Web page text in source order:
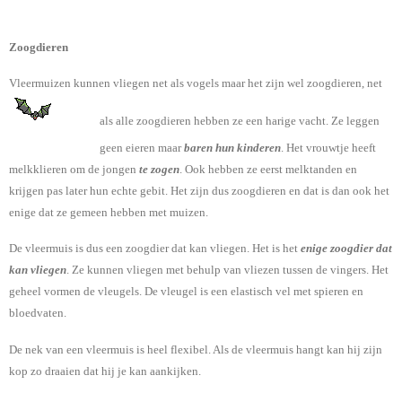
Zoogdieren
Vleermuizen kunnen vliegen net als vogels maar het zijn wel zoogdieren, net
als alle zoogdieren hebben ze een harige vacht. Ze leggen
geen eieren maarbaren hun kinderen. Het vrouwtje heeft
melkklieren om de jongen te zogen. Ook hebben ze eerst melktanden en
krijgen pas later hun echte gebit. Het zijn dus zoogdieren en dat is dan ook het
enige dat ze gemeen hebben met muizen.
De vleermuis is dus een zoogdier dat kan vliegen. Het is het enige zoogdier dat
kan vliegen. Ze kunnen vliegen met behulp van vliezen tussen de vingers. Het
geheel vormen de vleugels. De vleugel is een elastisch vel met spieren en
bloedvaten.
De nek van een vleermuis is heel flexibel. Als de vleermuis hangt kan hij zijn
kop zo draaien dat hij je kan aankijken.